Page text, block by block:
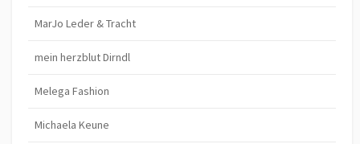
MarJo Leder & Tracht
mein herzblut Dirndl
Melega Fashion
Michaela Keune